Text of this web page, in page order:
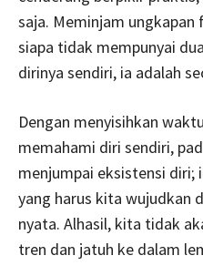
saja. Meminjam
siapa tidak mempunyai
dirinya sendiri, ia adalah
Dengan menyisihkan
memahami diri sendiri,
menjumpai eksistensi diri;
yang harus kita wujudkan
nyata. Alhasil, kita tidak
tren dan jatuh ke dalam